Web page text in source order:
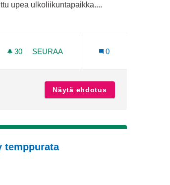
upea ulkoliikuntapaikka....
mukaan: Länsikeskus
30 30 SEURAAJAA
SEURAA
0
Näytä ehdotus
temppurata